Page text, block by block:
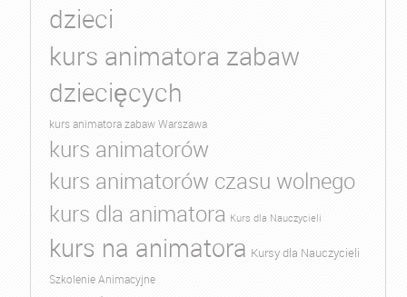
dzieci
kurs animatora zabaw
dziecięcych
kurs animatora zabaw Warszawa
kurs animatorów
kurs animatorów czasu wolnego
kurs dla animatora Kurs dla Nauczycieli
kurs na animatora Kursy dla Nauczycieli
Szkolenie Animacyjne